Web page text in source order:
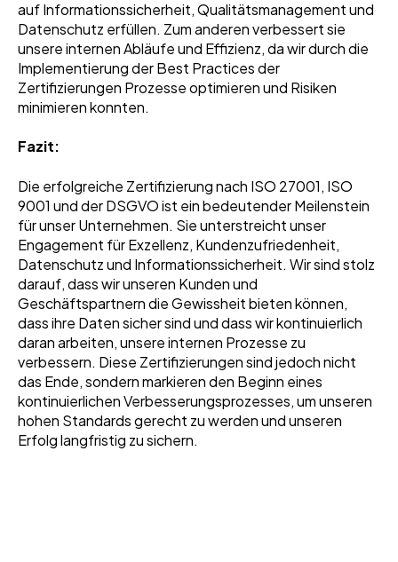
auf Informationssicherheit, Qualitätsmanagement und
Datenschutz erfüllen. Zum anderen verbessert sie
unsere internen Abläufe und Effizienz, da wir durch die
Implementierung der Best Practices der
Zertifizierungen Prozesse optimieren und Risiken
minimieren konnten.
Fazit:
Die erfolgreiche Zertifizierung nach ISO 27001, ISO
9001 und der DSGVO ist ein bedeutender Meilenstein
für unser Unternehmen. Sie unterstreicht unser
Engagement für Exzellenz, Kundenzufriedenheit,
Datenschutz und Informationssicherheit. Wir sind stolz
darauf, dass wir unseren Kunden und
Geschäftspartnern die Gewissheit bieten können,
dass ihre Daten sicher sind und dass wir kontinuierlich
daran arbeiten, unsere internen Prozesse zu
verbessern. Diese Zertifizierungen sind jedoch nicht
das Ende, sondern markieren den Beginn eines
kontinuierlichen Verbesserungsprozesses, um unseren
hohen Standards gerecht zu werden und unseren
Erfolg langfristig zu sichern.